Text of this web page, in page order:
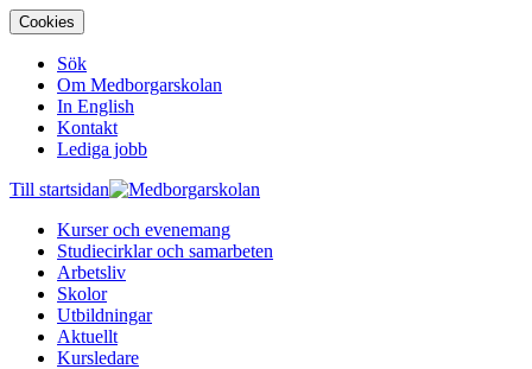
Cookies
Sök
Om Medborgarskolan
In English
Kontakt
Lediga jobb
Till startsidan
Kurser och evenemang
Studiecirklar och samarbeten
Arbetsliv
Skolor
Utbildningar
Aktuellt
Kursledare